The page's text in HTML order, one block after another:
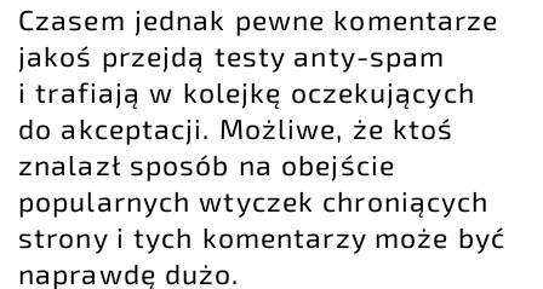
Czasem jednak pewne komentarze
jakoś przejdą testy anty-spam
i trafiają w kolejkę oczekujących
do akceptacji. Możliwe, że ktoś
znalazł sposób na obejście
popularnych wtyczek chroniących
strony i tych komentarzy może być
naprawdę dużo.